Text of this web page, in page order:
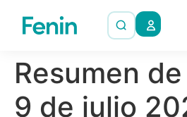
Resumen
9 de julio